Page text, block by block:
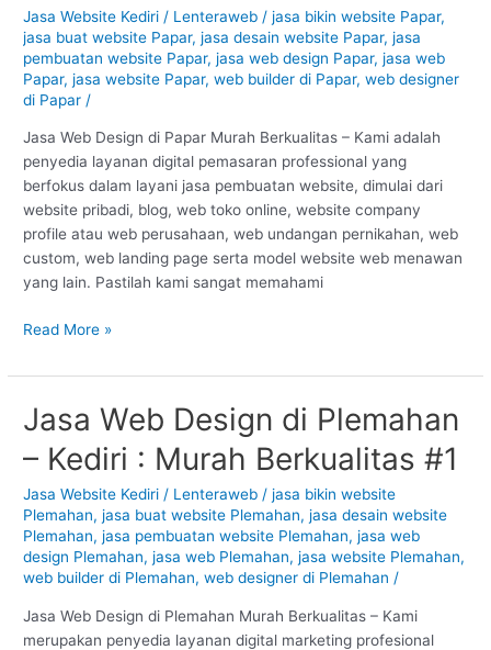
Jasa Website Kediri / Lenteraweb /jasa bikin website Papar,
jasa buat website Papar,jasa desain website Papar,jasa
pembuatan website Papar,jasa web design Papar,jasa web
Papar,jasa website Papar,web builder di Papar,web designer
di Papar /
Jasa Web Design di Papar Murah Berkualitas – Kami adalah
penyedia layanan digital pemasaran professional yang
berfokus dalam layani jasa pembuatan website, dimulai dari
website pribadi, blog, web toko online, website company
profile atau web perusahaan, web undangan pernikahan, web
custom, web landing page serta model website web menawan
yang lain. Pastilah kami sangat memahami
Papar
–
Kediri
:
#1
Read More »
Jasa Web Design di Plemahan
– Kediri : Murah Berkualitas #1
Jasa Website Kediri / Lenteraweb/jasa bikin website
Plemahan,jasa buat website Plemahan,jasa desain website
Plemahan,jasa pembuatan website Plemahan,jasa web
design Plemahan,jasa web Plemahan,jasa website Plemahan,
web builder di Plemahan,web designer di Plemahan /
Jasa Web Design di Plemahan Murah Berkualitas – Kami
merupakan penyedia layanan digital marketing profesional
Jasa
Web
Design
Plemahan
–
Kediri
: